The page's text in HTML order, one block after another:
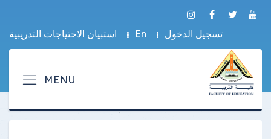
تسجيل الدخول En استبيان الاحتياجات التدريبية